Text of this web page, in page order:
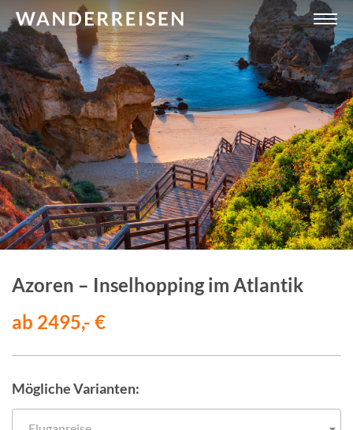
Azoren – Inselhopping im Atlantik
ab 2495,- €
Mögliche Varianten: